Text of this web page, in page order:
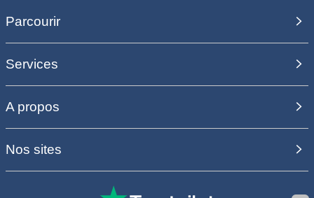
Parcourir
Services
A propos
Nos sites